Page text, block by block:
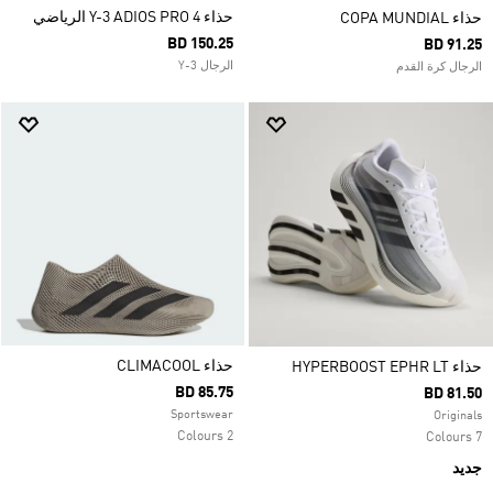
حذاء COPA MUNDIAL
BD 91.25
الرجال كرة القدم
حذاء Y-3 ADIOS PRO 4 الرياضي
BD 150.25
الرجال Y-3
حذاء HYPERBOOST EPHR LT
BD 81.50
Originals
7 Colours
جديد
حذاء CLIMACOOL
BD 85.75
Sportswear
2 Colours